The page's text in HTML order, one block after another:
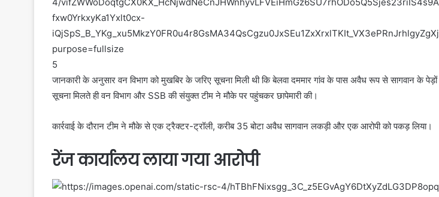
5
जानकारी के अनुसार वन विभाग को मुखबिर के जरिए सूचना मिली थी कि बेलवा दममार गांव के पास अवैध रूप से सागवान के
सूचना मिलते ही वन विभाग और SSB की संयुक्त टीम ने मौके पर पहुंचकर छापेमारी की।
कार्रवाई के दौरान टीम ने मौके से एक ट्रैक्टर-ट्रॉली, करीब 35 बोटा अवैध सागवान लकड़ी और एक आरोपी को पकड़ लिया।
रेंज कार्यालय लाया गया आरोपी